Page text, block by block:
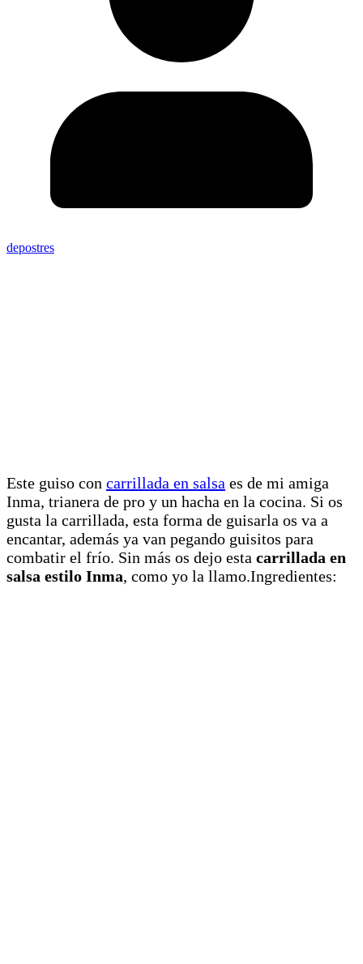
depostres
Este guiso con carrillada en salsa es de mi amiga
Inma, trianera de pro y un hacha en la cocina. Si os
gusta la carrillada, esta forma de guisarla os va a
encantar, además ya van pegando guisitos para
combatir el frío. Sin más os dejo esta carrillada en
salsa estilo Inma, como yo la llamo.Ingredientes: